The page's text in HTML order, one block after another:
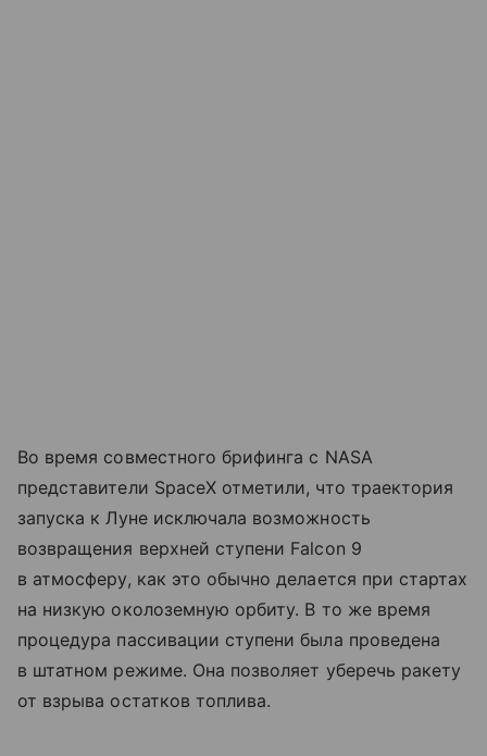
Во время совместного брифинга с NASA
представители SpaceX отметили, что траектория
запуска к Луне исключала возможность
возвращения верхней ступени Falcon 9
в атмосферу, как это обычно делается при стартах
на низкую околоземную орбиту. В то же время
процедура пассивации ступени была проведена
в штатном режиме. Она позволяет уберечь ракету
от взрыва остатков топлива.